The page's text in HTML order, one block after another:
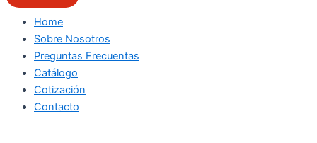
Home
Sobre Nosotros
Preguntas Frecuentas
Catálogo
Cotización
Contacto